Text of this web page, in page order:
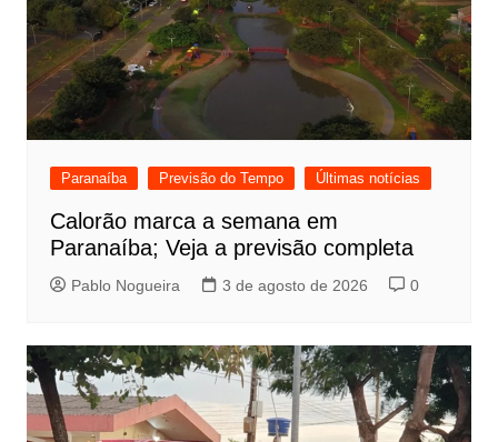
Paranaíba Previsão do Tempo Últimas notícias
Calorão marca a semana em
Paranaíba; Veja a previsão completa
Pablo Nogueira 3 de agosto de 2026 0